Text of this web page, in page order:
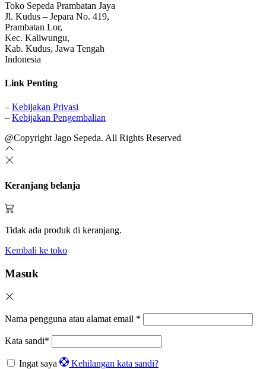
Toko Sepeda Prambatan Jaya
Jl. Kudus – Jepara No. 419,
Prambatan Lor,
Kec. Kaliwungu,
Kab. Kudus, Jawa Tengah
Indonesia
Link Penting
– Kebijakan Privasi
– Kebijakan Pengembalian
@Copyright Jago Sepeda. All Rights Reserved
Keranjang belanja
Tidak ada produk di keranjang.
Kembali ke toko
Masuk
Nama pengguna atau alamat email *
Kata sandi*
Ingat saya Kehilangan kata sandi?